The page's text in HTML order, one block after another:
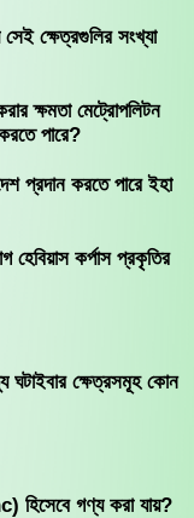
সেই ক্ষেত্রগুলির সংখ্যা
ক্ষমতা মেট্রোপলিটন
পারে?
প্রদান করতে পারে ইহা
হেবিয়াস কর্পাস প্রকৃতির
ঘটাইবার ক্ষেত্রসমূহ কোন
হিসেবে গণ্য করা যায়?